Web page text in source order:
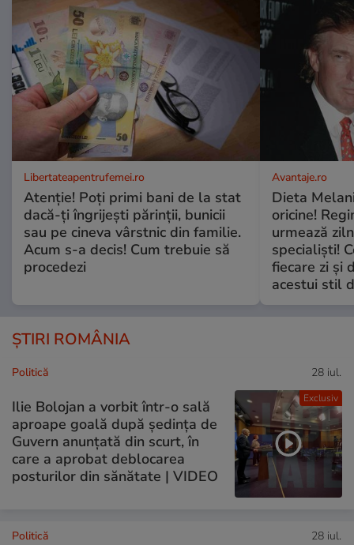
Libertateapentrufemei.ro
Atenție! Poți primi bani de la stat
dacă-ți îngrijești părinții, bunicii
sau pe cineva vârstnic din familie.
Acum s-a decis! Cum trebuie să
procedezi
Avantaje.ro
Dieta
oricine!
urmează
specialiști!
fiecare zi și
acestui stil
ȘTIRI ROMÂNIA
Exclusiv
Politică 28 iul.
Ilie Bolojan a vorbit într-o sală
aproape goală după ședința de
Guvern anunțată din scurt, în
care a aprobat deblocarea
posturilor din sănătate | VIDEO
Politică 28 iul.